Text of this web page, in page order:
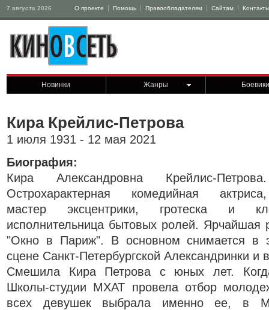
7 августа 2026 О проекте Помощь Правообладателям Сайтам Контакты
Новинки Жанры Боевики
Кира Крейлис-Петрова
1 июля 1931 - 12 мая 2021
Биография:
Кира Александровна Крейлис-Петрова.
Острохарактерная комедийная актриса,
мастер эксцентрики, гротеска и
исполнительница бытовых ролей.
"Окно в Париж". В основном снимается в
сцене Санкт-Петербургской Александринки и
Смешила Кира Петрова с юных лет.
Школы-студии МХАТ провела отбор
всех девушек выбрала именно ее, в